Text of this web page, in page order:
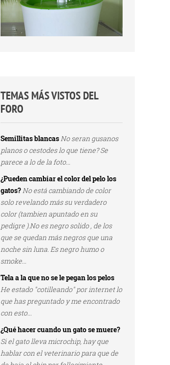
TEMAS MÁS VISTOS DEL
FORO
Semillitas blancasNo seran gusanos
planos o cestodes lo que tiene? Se
parece a lo de la foto...
¿Pueden cambiar el color del pelo los
gatos?No está cambiando de color
solo revelando más su verdadero
color (tambien apuntado en su
pedigre ).No es negro solido , de los
que se quedan más negros que una
noche sin luna. Es negro humo o
smoke...
Tela a la que no se le pegan los pelos
He estado "cotilleando" por internet lo
que has preguntado y me encontrado
con esto...
¿Qué hacer cuando un gato se muere?
Si el gato lleva microchip, hay que
hablar con el veterinario para que de